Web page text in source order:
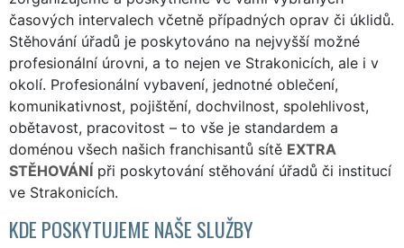
časových intervalech včetně případných oprav či úklidů.
Stěhování úřadů je poskytováno na nejvyšší možné
profesionální úrovni, a to nejen ve Strakonicích, ale i v
okolí. Profesionální vybavení, jednotné oblečení,
komunikativnost, pojištění, dochvilnost, spolehlivost,
obětavost, pracovitost – to vše je standardem a
doménou všech našich franchisantů sítě EXTRA
STĚHOVÁNÍ při poskytování stěhování úřadů či institucí
ve Strakonicích.
KDE POSKYTUJEME NAŠE SLUŽBY